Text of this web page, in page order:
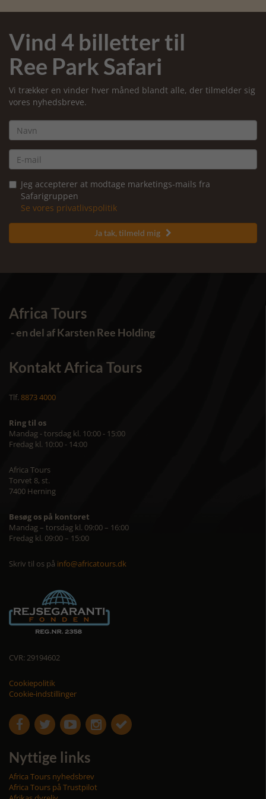
Vind 4 billetter til
Ree Park Safari
Vi trækker en vinder hver måned blandt alle, der tilmelder sig
vores nyhedsbreve.
Jeg accepterer at modtage marketings-mails fra
Safarigruppen
Se vores privatlivspolitik
Ja tak, tilmeld mig 
Africa Tours
- en del af Karsten Ree Holding
Kontakt Africa Tours
Tlf. 8873 4000
Ring til os
Mandag - torsdag kl. 10:00 - 15:00
Fredag kl. 10:00 - 14:00
Africa Tours
Torvet 8, st.
7400 Herning
Besøg os på kontoret
Mandag – torsdag kl. 09:00 – 16:00
Fredag kl. 09:00 – 15:00
Skriv til os på info@africatours.dk
CVR: 29194602
Cookiepolitik
Cookie-indstillinger
    
Nyttige links
Africa Tours nyhedsbrev
Africa Tours på Trustpilot